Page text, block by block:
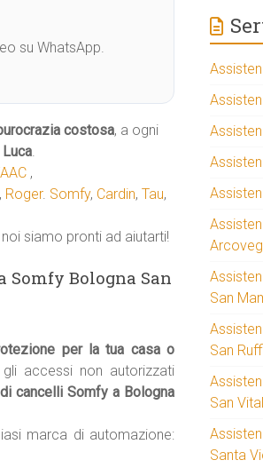
su WhatsApp.
costosa, a ogni
Luca.
,
, Roger. Somfy, Cardin, Tau,
noi siamo pronti ad aiutarti!
Bologna San
per la tua casa o
accessi non autorizzati
cancelli Somfy a Bologna
marca di automazione:
San
San
San
Santa